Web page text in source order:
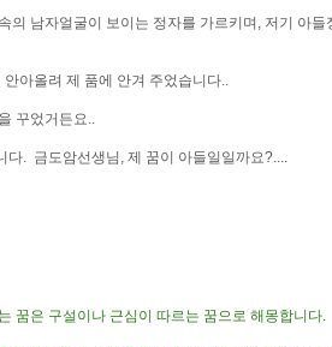
남자얼굴이 보이는 정자를 가르키며, 저기 아들
아올려 제 품에 안겨 주었습니다..
꾸었거든요..
다. 금도암선생님, 제 꿈이 아들일일까요?....
꿈은 구설이나 근심이 따르는 꿈으로 해몽합니다.